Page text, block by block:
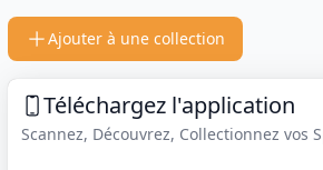
Ajouter à une collection
Téléchargez l'application
Scannez, Découvrez, Collectionnez